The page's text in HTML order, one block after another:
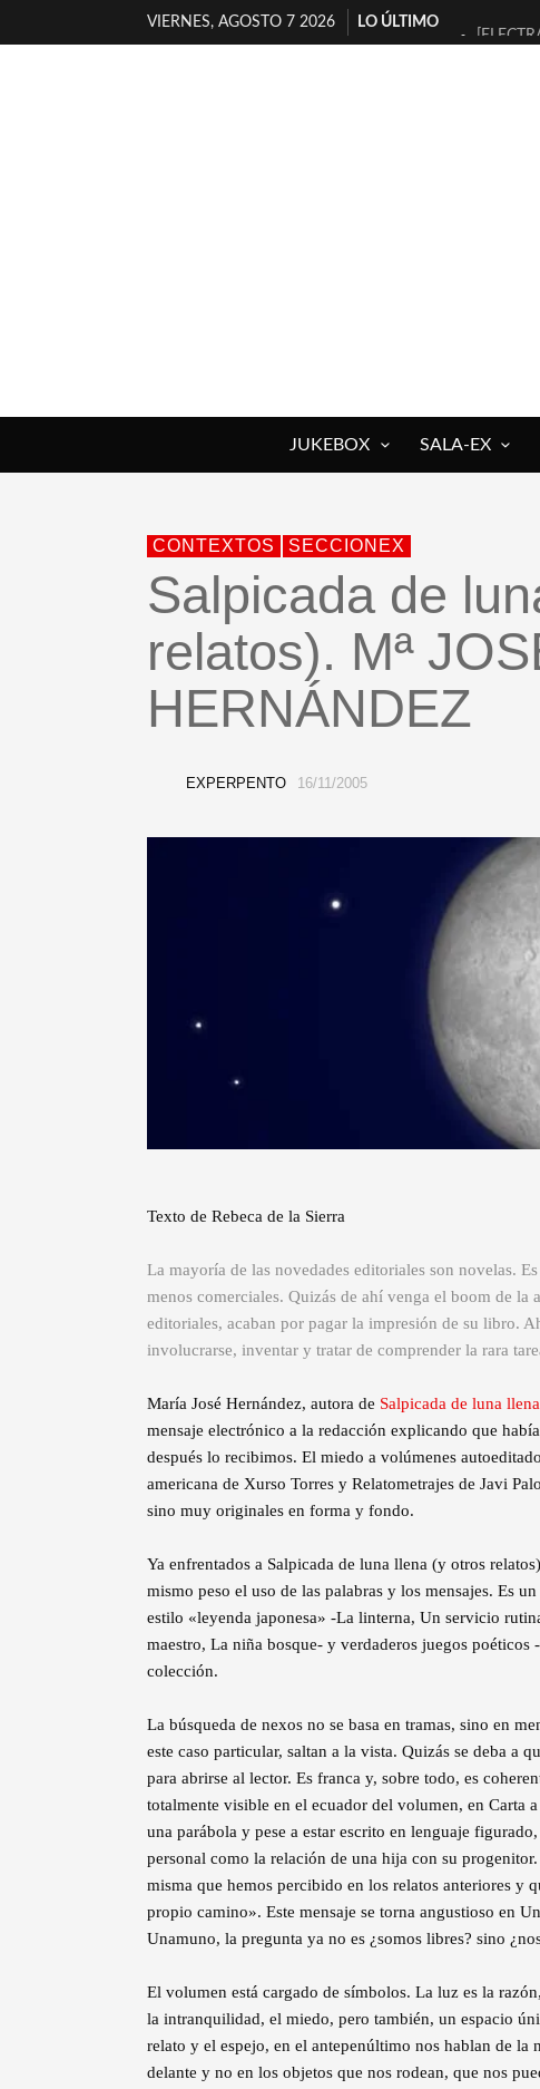
VIERNES, AGOSTO 7 2026
LO ÚLTIMO
30
JOFRE
YORCH
JUKEBOX SALA-EX
CONTEXTOS SECCIONEX
Salpicada de
relatos). Mª
HERNÁNDEZ
EXPERPENTO 16/11/2005
Texto de Rebeca de la Sierra
La mayoría de las novedades editoriales son novelas.
menos comerciales. Quizás de ahí venga el boom de
editoriales, acaban por pagar la impresión de su libro.
involucrarse, inventar y tratar de comprender la rara
María José Hernández, autora de Salpicada de luna llena
mensaje electrónico a la redacción explicando que
después lo recibimos. El miedo a volúmenes
americana de Xurso Torres y Relatometrajes de Javi
sino muy originales en forma y fondo.
Ya enfrentados a Salpicada de luna llena (y otros
mismo peso el uso de las palabras y los mensajes. Es
estilo «leyenda japonesa» -La linterna, Un servicio
maestro, La niña bosque- y verdaderos juegos
colección.
La búsqueda de nexos no se basa en tramas, sino en
este caso particular, saltan a la vista. Quizás se deba a
para abrirse al lector. Es franca y, sobre todo, es
totalmente visible en el ecuador del volumen, en Carta
una parábola y pese a estar escrito en lenguaje
personal como la relación de una hija con su
misma que hemos percibido en los relatos anteriores y
propio camino». Este mensaje se torna angustioso en
Unamuno, la pregunta ya no es ¿somos libres? sino
El volumen está cargado de símbolos. La luz es la
la intranquilidad, el miedo, pero también, un espacio
relato y el espejo, en el antepenúltimo nos hablan de la
delante y no en los objetos que nos rodean, que nos